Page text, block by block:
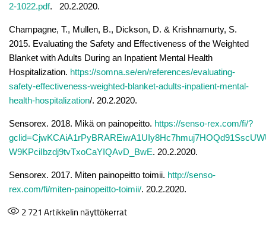
2-1022.pdf. 20.2.2020.
Champagne, T., Mullen, B., Dickson, D. & Krishnamurty, S.
2015. Evaluating the Safety and Effectiveness of the Weighted
Blanket with Adults During an Inpatient Mental Health
Hospitalization. https://somna.se/en/references/evaluating-
safety-effectiveness-weighted-blanket-adults-inpatient-mental-
health-hospitalization/. 20.2.2020.
Sensorex. 2018. Mikä on painopeitto. https://senso-rex.com/fi/?
W9KPciIbzdj9tvTxoCaYIQAvD_BwE. 20.2.2020.
Sensorex. 2017. Miten painopeitto toimii. http://senso-
rex.com/fi/miten-painopeitto-toimii/. 20.2.2020.
2 721 Artikkelin näyttökerrat